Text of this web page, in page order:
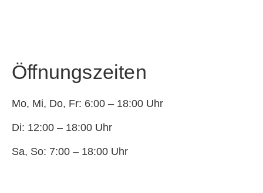
Öffnungszeiten
Mo, Mi, Do, Fr: 6:00 – 18:00 Uhr
Di: 12:00 – 18:00 Uhr
Sa, So: 7:00 – 18:00 Uhr